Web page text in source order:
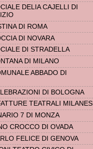
DELIA CAJELLI DI
DI ROMA
DI NOVARA
DI STRADELLA
DI MILANO
ABBADO DI
DI BOLOGNA
TEATRALI MILANESI
7 DI MONZA
CROCCO DI OVADA
FELICE DI GENOVA